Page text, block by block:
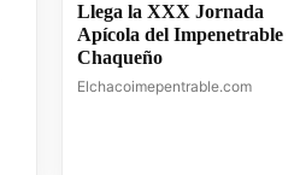
Llega la XXX Jornada
Apícola del Impenetrable
Chaqueño
Elchacoimepentrable.com